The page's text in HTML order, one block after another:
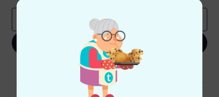
Jetzt anmelden
Mit Klick auf „Jetzt anmelden“ stimmen Sie dem Erhalt von E-Mail-
Werbung und einer Messung des E-Mail-Nutzungsverhaltens zu. Die
Abmeldung ist jederzeit möglich. Weitere Informationen finden Sie in
unserenDatenschutzhinweisen